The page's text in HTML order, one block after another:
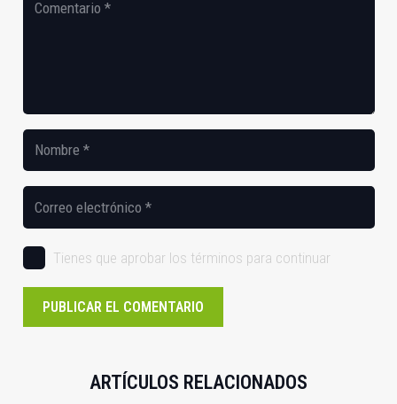
Tienes que aprobar los términos para continuar
PUBLICAR EL COMENTARIO
ARTÍCULOS RELACIONADOS